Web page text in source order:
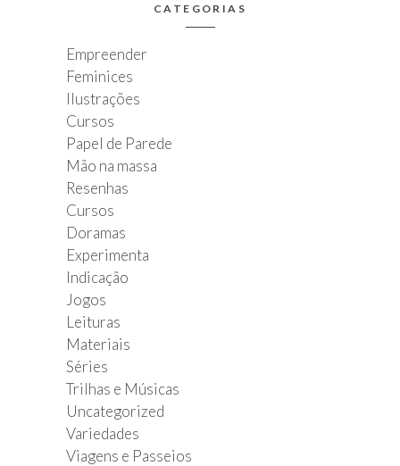
CATEGORIAS
Empreender
Feminices
Ilustrações
Cursos
Papel de Parede
Mão na massa
Resenhas
Cursos
Doramas
Experimenta
Indicação
Jogos
Leituras
Materiais
Séries
Trilhas e Músicas
Uncategorized
Variedades
Viagens e Passeios